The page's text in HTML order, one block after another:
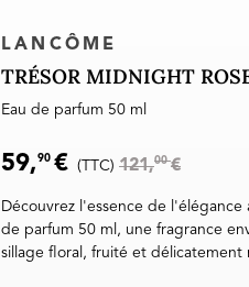
LANCÔME
TRÉSOR MIDNIGHT
Eau de parfum 50 ml
59, 90 € (TTC) 121,00€
Découvrez l'essence de l'élégance
de parfum 50 ml, une fragrance
sillage floral, fruité et délicatement